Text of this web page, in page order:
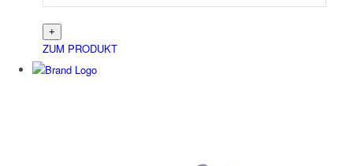
ZUM PRODUKT